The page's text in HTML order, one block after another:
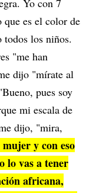
Yo con 7
que es el color de
los niños.
"me han
dijo "mírate al
pues soy
mi escala de
dijo, "mira,
y con eso
lo vas a tener
africana,